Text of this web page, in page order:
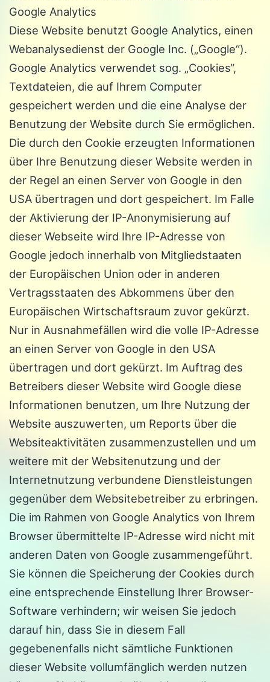
Google Analytics
Diese Website benutzt Google Analytics, einen
Webanalysedienst der Google Inc. („Google“).
Google Analytics verwendet sog. „Cookies“,
Textdateien, die auf Ihrem Computer
gespeichert werden und die eine Analyse der
Benutzung der Website durch Sie ermöglichen.
Die durch den Cookie erzeugten Informationen
über Ihre Benutzung dieser Website werden in
der Regel an einen Server von Google in den
USA übertragen und dort gespeichert. Im Falle
der Aktivierung der IP-Anonymisierung auf
dieser Webseite wird Ihre IP-Adresse von
Google jedoch innerhalb von Mitgliedstaaten
der Europäischen Union oder in anderen
Vertragsstaaten des Abkommens über den
Europäischen Wirtschaftsraum zuvor gekürzt.
Nur in Ausnahmefällen wird die volle IP-Adresse
an einen Server von Google in den USA
übertragen und dort gekürzt. Im Auftrag des
Betreibers dieser Website wird Google diese
Informationen benutzen, um Ihre Nutzung der
Website auszuwerten, um Reports über die
Websiteaktivitäten zusammenzustellen und um
weitere mit der Websitenutzung und der
Internetnutzung verbundene Dienstleistungen
gegenüber dem Websitebetreiber zu erbringen.
Die im Rahmen von Google Analytics von Ihrem
Browser übermittelte IP-Adresse wird nicht mit
anderen Daten von Google zusammengeführt.
Sie können die Speicherung der Cookies durch
eine entsprechende Einstellung Ihrer Browser-
Software verhindern; wir weisen Sie jedoch
darauf hin, dass Sie in diesem Fall
gegebenenfalls nicht sämtliche Funktionen
dieser Website vollumfänglich werden nutzen